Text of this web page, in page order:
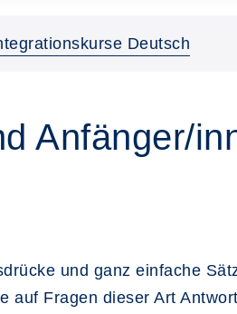
Deutsch
Anfänger/
und ganz einfache
Fragen dieser Art